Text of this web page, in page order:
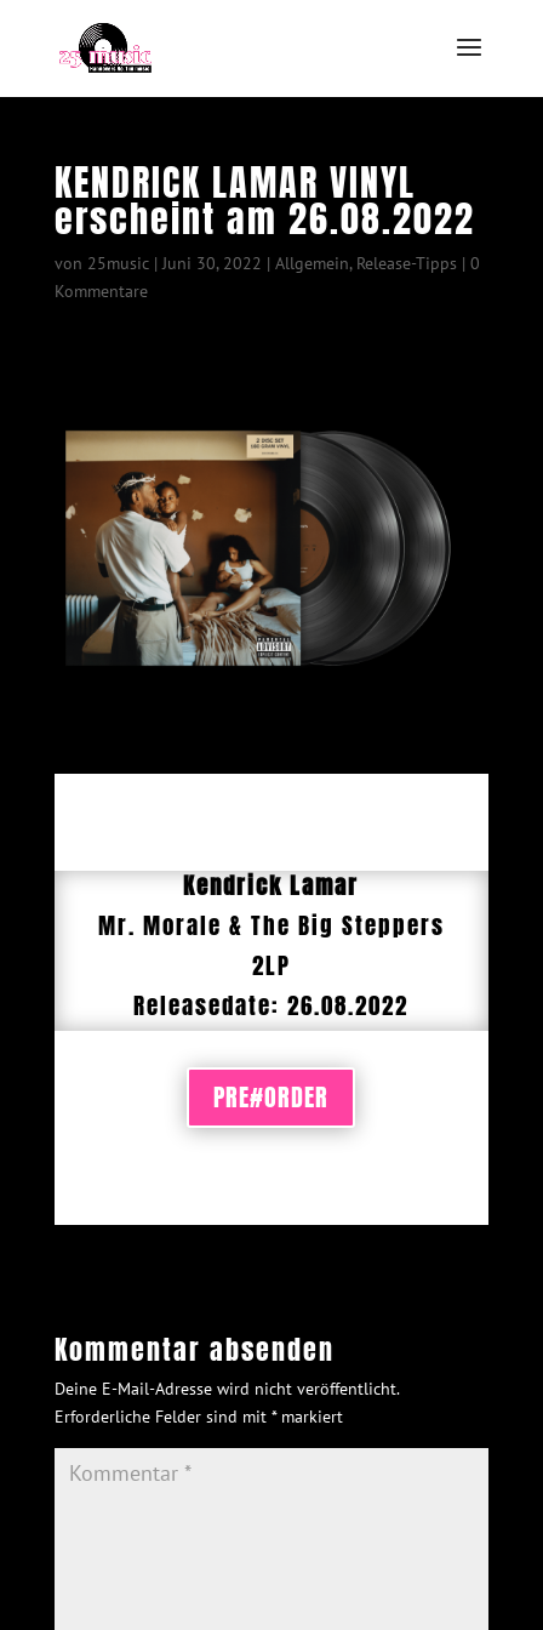
KENDRICK LAMAR VINYL
erscheint am 26.08.2022
von 25music|Juni 30, 2022 | Allgemein, Release-Tipps | 0
Kommentare
Kendrick Lamar
Mr. Morale & The Big Steppers
2LP
Releasedate: 26.08.2022
PRE#ORDER
Kommentar absenden
Deine E-Mail-Adresse wird nicht veröffentlicht.
Erforderliche Felder sind mit *markiert